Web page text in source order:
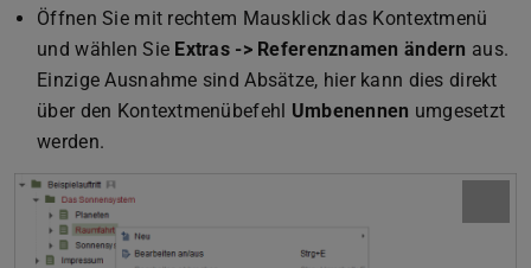
Öffnen Sie mit rechtem Mausklick das Kontextmenü
und wählen Sie Extras -> Referenznamen ändern aus.
Einzige Ausnahme sind Absätze, hier kann dies direkt
über den Kontextmenübefehl Umbenennen umgesetzt
werden.